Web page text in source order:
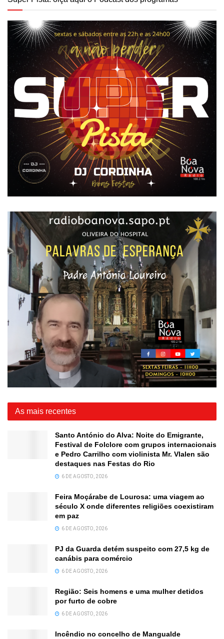
As mais recentes
Santo António do Alva: Noite do Emigrante,
Festival de Folclore com grupos internacionais
e Pedro Carrilho com violinista Mr. Vlalen são
destaques nas Festas do Rio
6 DE AGOSTO, 2026
Feira Moçárabe de Lourosa: uma viagem ao
século X onde diferentes religiões coexistiram
em paz
6 DE AGOSTO, 2026
PJ da Guarda detém suspeito com 27,5 kg de
canábis para comércio
6 DE AGOSTO, 2026
Região: Seis homens e uma mulher detidos
por furto de cobre
6 DE AGOSTO, 2026
Incêndio no concelho de Mangualde